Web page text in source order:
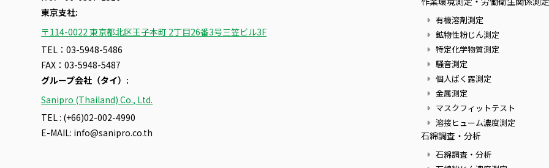
東京支社:
〒114-0022 東京都北区王子本町 2丁目26番3号三笠ビル3F
TEL：03-5948-5486
FAX：03-5948-5487
グループ会社（タイ） :
Sanipro (Thailand) Co., Ltd.
TEL : (+66)02-002-4990
E-MAIL: info@sanipro.co.th
有機溶剤測定
鉱物性粉じん測定
特定化学物質測定
騒音測定
個人ばく露測定
金属測定
マスクフィットテスト
溶接ヒューム濃度測定
石綿調査・分析
石綿調査・分析